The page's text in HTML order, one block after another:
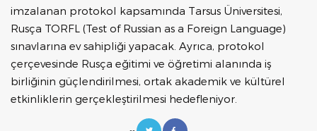
imzalanan protokol kapsamında Tarsus Üniversitesi,
Rusça TORFL (Test of Russian as a Foreign Language)
sınavlarına ev sahipliği yapacak. Ayrıca, protokol
çerçevesinde Rusça eğitimi ve öğretimi alanında iş
birliğinin güçlendirilmesi, ortak akademik ve kültürel
etkinliklerin gerçekleştirilmesi hedefleniyor.